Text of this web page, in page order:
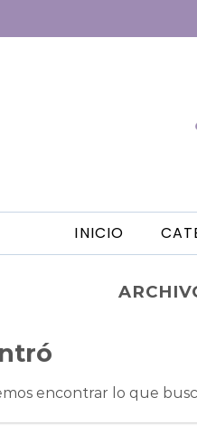
INICIO
encontrar lo que